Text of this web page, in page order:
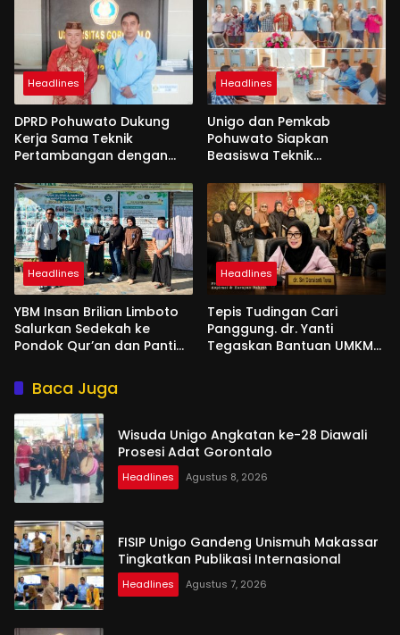
Headlines
DPRD Pohuwato Dukung
Kerja Sama Teknik
Pertambangan dengan
Headlines
Unigo dan Pemkab
Pohuwato Siapkan
Beasiswa Teknik
Headlines
YBM Insan Brilian Limboto
Salurkan Sedekah ke
Pondok Qur’an dan Panti
Headlines
Tepis Tudingan Cari
Panggung. dr. Yanti
Tegaskan Bantuan UMKM
Baca Juga
Wisuda Unigo Angkatan ke-28 Diawali
Prosesi Adat Gorontalo
Headlines Agustus 8, 2026
FISIP Unigo Gandeng Unismuh Makassar
Tingkatkan Publikasi Internasional
Headlines Agustus 7, 2026